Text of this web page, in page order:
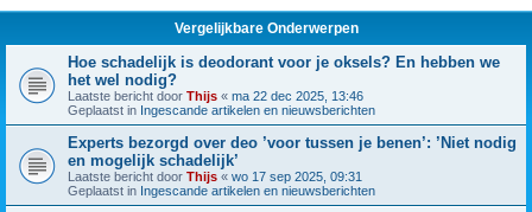
Vergelijkbare Onderwerpen
Hoe schadelijk is deodorant voor je oksels? En hebben we
het wel nodig?
Laatste bericht door Thijs « ma 22 dec 2025, 13:46
Geplaatst in Ingescande artikelen en nieuwsberichten
Experts bezorgd over deo ’voor tussen je benen’: ’Niet nodig
en mogelijk schadelijk’
Laatste bericht door Thijs « wo 17 sep 2025, 09:31
Geplaatst in Ingescande artikelen en nieuwsberichten